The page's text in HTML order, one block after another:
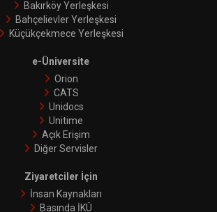
Bakırköy Yerleşkesi
Bahçelievler Yerleşkesi
Küçükçekmece Yerleşkesi
e-Üniversite
Orion
CATS
Unidocs
Unitime
Açık Erişim
Diğer Servisler
Ziyaretciler İçin
İnsan Kaynakları
Basında İKÜ